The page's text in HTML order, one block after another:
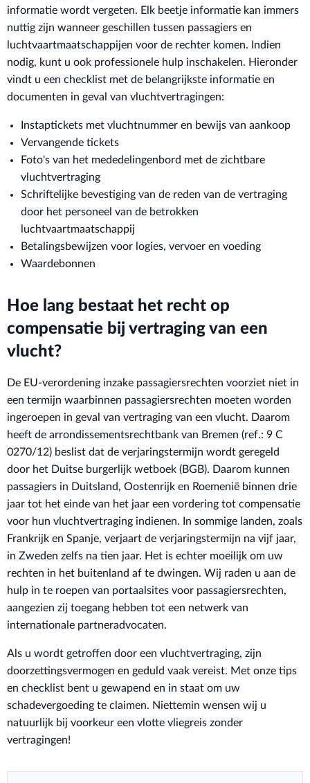
informatie wordt vergeten. Elk beetje informatie kan immers
nuttig zijn wanneer geschillen tussen passagiers en
luchtvaartmaatschappijen voor de rechter komen. Indien
nodig, kunt u ook professionele hulp inschakelen. Hieronder
vindt u een checklist met de belangrijkste informatie en
documenten in geval van vluchtvertragingen:
Instaptickets met vluchtnummer en bewijs van aankoop
Vervangende tickets
Foto's van het mededelingenbord met de zichtbare
vluchtvertraging
Schriftelijke bevestiging van de reden van de vertraging
door het personeel van de betrokken
luchtvaartmaatschappij
Betalingsbewijzen voor logies, vervoer en voeding
Waardebonnen
Hoe lang bestaat het recht op
compensatie bij vertraging van een
vlucht?
De EU-verordening inzake passagiersrechten voorziet niet in
een termijn waarbinnen passagiersrechten moeten worden
ingeroepen in geval van vertraging van een vlucht. Daarom
heeft de arrondissementsrechtbank van Bremen (ref.: 9 C
0270/12) beslist dat de verjaringstermijn wordt geregeld
door het Duitse burgerlijk wetboek (BGB). Daarom kunnen
passagiers in Duitsland, Oostenrijk en Roemenië binnen drie
jaar tot het einde van het jaar een vordering tot compensatie
voor hun vluchtvertraging indienen. In sommige landen, zoals
Frankrijk en Spanje, verjaart de verjaringstermijn na vijf jaar,
in Zweden zelfs na tien jaar. Het is echter moeilijk om uw
rechten in het buitenland af te dwingen. Wij raden u aan de
hulp in te roepen van portaalsites voor passagiersrechten,
aangezien zij toegang hebben tot een netwerk van
internationale partneradvocaten.
Als u wordt getroffen door een vluchtvertraging, zijn
doorzettingsvermogen en geduld vaak vereist. Met onze tips
en checklist bent u gewapend en in staat om uw
schadevergoeding te claimen. Niettemin wensen wij u
natuurlijk bij voorkeur een vlotte vliegreis zonder
vertragingen!